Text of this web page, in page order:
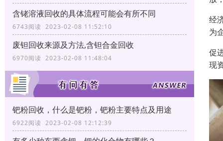
含铑溶液回收的具体流程可能会有所不同
6743阅读 2023-02-08 11:52:10
废钽回收来源及方法,含钽合金回收
6970阅读 2023-02-08 11:48:04
钯粉回收，什么是钯粉，钯粉主要特点及用途
6922阅读 2023-02-08 12:12:39
经
为
促
现